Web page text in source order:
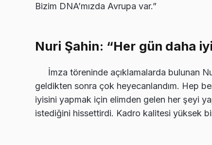
Bizim DNA’mızda Avrupa var.”
Nuri Şahin: “Her gün daha
İmza töreninde açıklamalarda bulunan
geldikten sonra çok heyecanlandım. Hep
iyisini yapmak için elimden gelen her şeyi
istediğini hissettirdi. Kadro kalitesi yüksek